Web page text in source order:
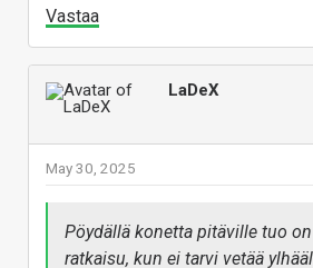
Vastaa
LaDeX
May 30, 2025
Pöydällä konetta pitäville tuo
ratkaisu, kun ei tarvi vetää